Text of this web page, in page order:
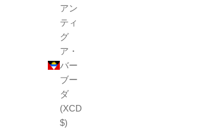
アン
ティ
グ
ア・
バー
ブー
ダ
(XCD
$)